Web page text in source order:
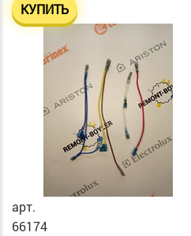
КУПИТЬ
арт.
66174